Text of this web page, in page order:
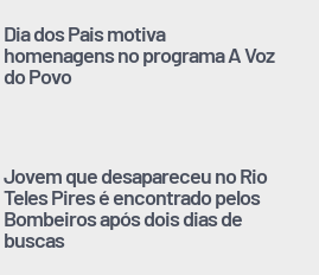
Dia dos Pais motiva
homenagens no programa A Voz
do Povo
Jovem que desapareceu no Rio
Teles Pires é encontrado pelos
Bombeiros após dois dias de
buscas